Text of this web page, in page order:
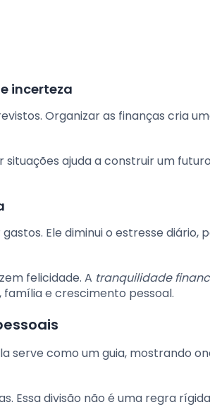
incerteza
Organizar as finanças cria
ajuda a construir um
Ele diminui o estresse diário,
felicidade. A tranquilidade
e crescimento pessoal.
serve como um guia, mostrando
Essa divisão não é uma regra